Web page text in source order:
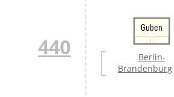
440
Guben
Berlin-
Brandenburg